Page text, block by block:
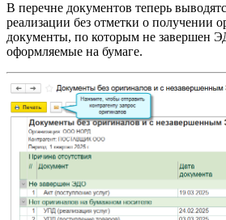
В перечне документов теперь
реализации без отметки о получении
документы, по которым не завершен
оформляемые на бумаге.